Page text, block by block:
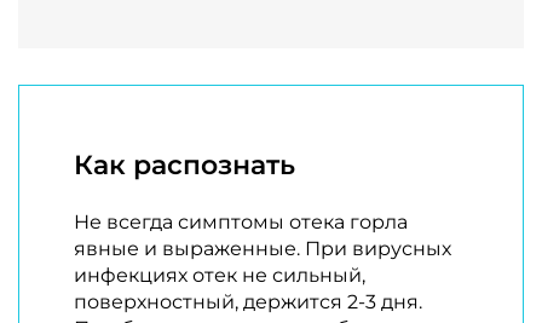
Как распознать
Не всегда симптомы отека горла
явные и выраженные. При вирусных
инфекциях отек не сильный,
поверхностный, держится 2-3 дня.